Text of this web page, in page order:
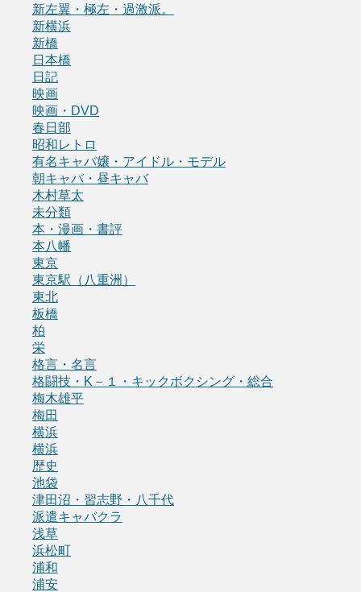
新左翼・極左・過激派。
新横浜
新橋
日本橋
日記
映画
映画・DVD
春日部
昭和レトロ
有名キャバ嬢・アイドル・モデル
朝キャバ・昼キャバ
木村草太
未分類
本・漫画・書評
本八幡
東京
東京駅（八重洲）
東北
板橋
柏
栄
格言・名言
格闘技・K－１・キックボクシング・総合
梅木雄平
梅田
横浜
横浜
歴史
池袋
津田沼・習志野・八千代
派遣キャバクラ
浅草
浜松町
浦和
浦安